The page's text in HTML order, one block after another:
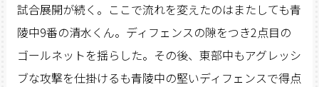
試合展開が続く。ここで流れを変えたのはまたしても青
陵中9番の清水くん。ディフェンスの隙をつき2点目の
ゴールネットを揺らした。その後、東部中もアグレッシ
ブな攻撃を仕掛けるも青陵中の堅いディフェンスで得点